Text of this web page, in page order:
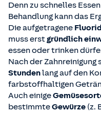
Denn zu schnelles
Behandlung kann das
Die aufgetragene
muss erstgründlich
essen oder trinken
Nach der
Stundenlang auf den
farbstoffhaltigen
Auch einige
bestimmteGewürze (z.